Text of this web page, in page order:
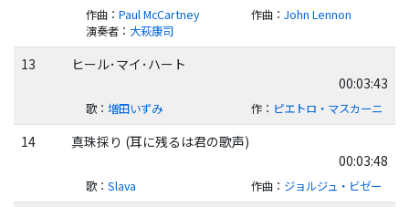
作曲： Paul McCartney 作曲： John Lennon
演奏者： 大萩康司
13
ヒール･マイ･ハート
00:03:43
歌： 増田いずみ 作： ピエトロ・マスカーニ
14
真珠採り (耳に残るは君の歌声)
00:03:48
歌： Slava 作曲： ジョルジュ・ビゼー